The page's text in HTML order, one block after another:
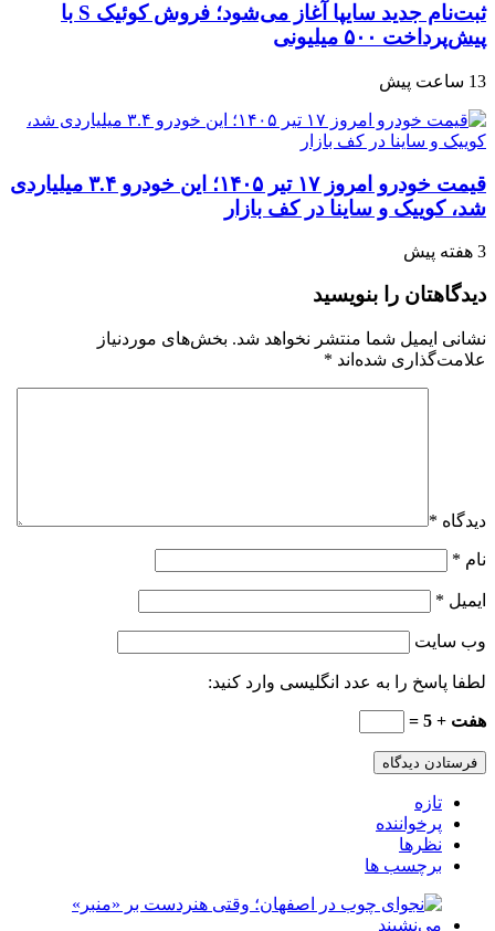
ثبت‌نام جدید سایپا آغاز می‌شود؛ فروش کوئیک S با
پیش‌پرداخت ۵۰۰ میلیونی
13 ساعت پیش
قیمت خودرو امروز ۱۷ تیر ۱۴۰۵؛ این خودرو ۳.۴ میلیاردی
شد، کوییک و ساینا در کف بازار
3 هفته پیش
دیدگاهتان را بنویسید
نشانی ایمیل شما منتشر نخواهد شد. بخش‌های موردنیاز
علامت‌گذاری شده‌اند *
دیدگاه *
نام *
ایمیل *
وب‌ سایت
لطفا پاسخ را به عدد انگلیسی وارد کنید:
هفت + 5 =
تازه
پرخواننده
نظرها
برچسب ها